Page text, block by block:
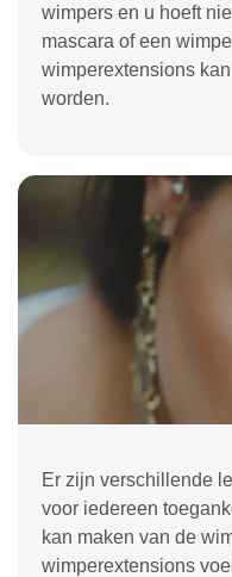
wimpers en u hoeft
mascara of een
wimperextensions
worden.
Er zijn verschillende
voor iedereen
kan maken van de
wimperextensions